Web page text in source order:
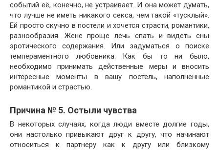
событий её, конечно, не устраивает. И она может думать,
что лучше не иметь никакого секса, чем такой «тусклый».
Ей просто скучно в постели и хочется страсти, романтики,
разнообразия. Жене проще лечь спать и видеть сны
эротического содержания. Или задуматься о поиске
темпераментного любовника. Как бы то ни было,
необходимо принимать действенные меры и вносить
интересные моменты в вашу постель, наполненные
романтикой и страстью.
Причина № 5. Остыли чувства
В некоторых случаях, когда люди вместе долгие годы,
они настолько привыкают друг к другу, что начинают
относиться к партнёру как к другу или близкому